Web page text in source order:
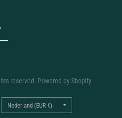
reserved. Powered by Shopify
Land/regio
bijwerken